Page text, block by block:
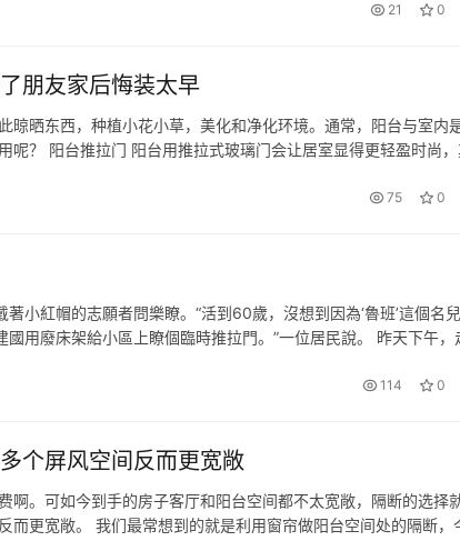
21 0
朋友家后悔装太早
晾晒东西，种植小花小草，美化和净化环境。通常，阳台与室内
？ 阳台推拉门 阳台用推拉式玻璃门会让居室显得更轻盈时尚，
75 0
小紅帽的志願者問樂瞭。“活到60歲，沒想到因為‘魯班’這個名
用廢床架給小區上瞭個臨時推拉門。”一位居民說。 昨天下午，
114 0
个屏风空间反而更宽敞
。可如今到手的房子客厅和阳台空间都不太宽敞，隔断的选择
更宽敞。 我们最常想到的就是利用窗帘做阳台空间处的隔断，